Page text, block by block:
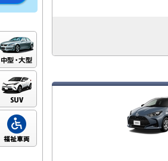
免責補償について
免責補償込(CDW)込みになっておりま